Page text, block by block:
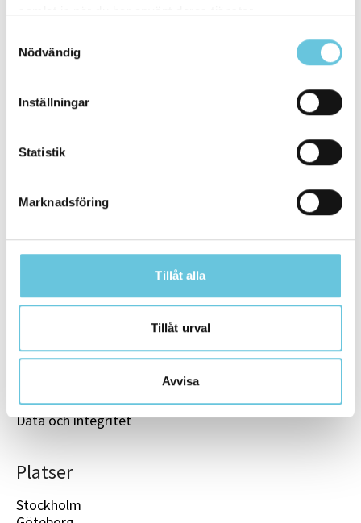
Nödvändig
Inställningar
Statistik
Marknadsföring
Tillåt alla
Tillåt urval
Avvisa
Örnsköldsvik.
kompetens når vi genom att arbeta nära våra
omvärlden - och hela tiden vilja framåt.
Karriärsida
Områden
Jobb
Data och integritet
Platser
Stockholm